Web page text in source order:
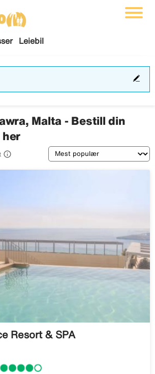
Leiebil
Malta - Bestill din
her
 Sortering
Resort & SPA